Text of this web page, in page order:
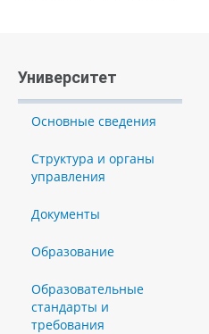
Университет
Основные сведения
Структура и органы
управления
Документы
Образование
Образовательные
стандарты и
требования